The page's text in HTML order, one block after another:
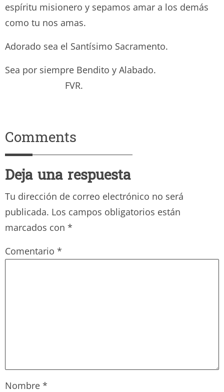
espíritu misionero y sepamos amar a los demás
como tu nos amas.
Adorado sea el Santísimo Sacramento.
Sea por siempre Bendito y Alabado.
FVR.
Comments
Deja una respuesta
Tu dirección de correo electrónico no será
publicada. Los campos obligatorios están
marcados con *
Comentario *
Nombre *